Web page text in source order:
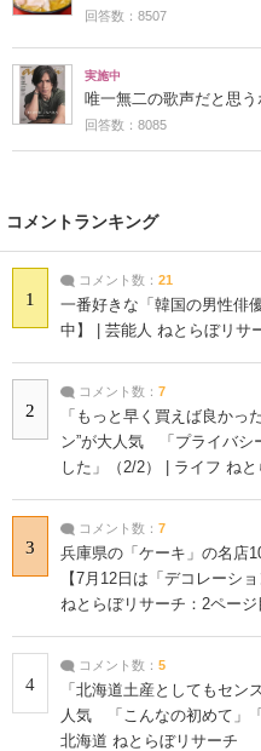
回答数：8507
実施中
唯一無二の歌声だと思う
回答数：8085
コメントランキング
1
コメント数： 21
一番好きな「韓国の男性俳
中】 | 芸能人 ねとらぼリサ
2
コメント数： 7
「もっと早く買えば良か
ン”が大人気 「プライバシ
した」（2/2） | ライフ ね
3
コメント数： 7
兵庫県の「ケーキ」の名店
【7月12日は「デコレーシ
ねとらぼリサーチ：2ページ
4
コメント数： 5
「北海道土産としてもセン
人気 「こんなの初めて」
北海道 ねとらぼリサーチ